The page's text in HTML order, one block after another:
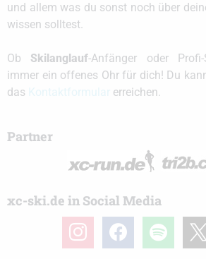
und allem was du sonst noch über
wissen solltest.
Ob Skilanglauf-Anfänger oder
immer ein offenes Ohr für dich! Du
das
erreichen.
Partner
xc-ski.de in Social Media
instagramfacebook spotify